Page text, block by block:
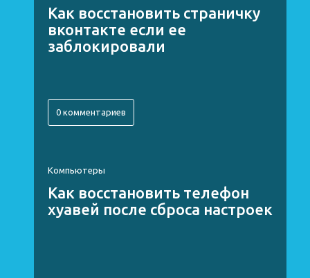
Как восстановить страничку
вконтакте если ее
заблокировали
0 комментариев
Компьютеры
Как восстановить телефон
хуавей после сброса настроек